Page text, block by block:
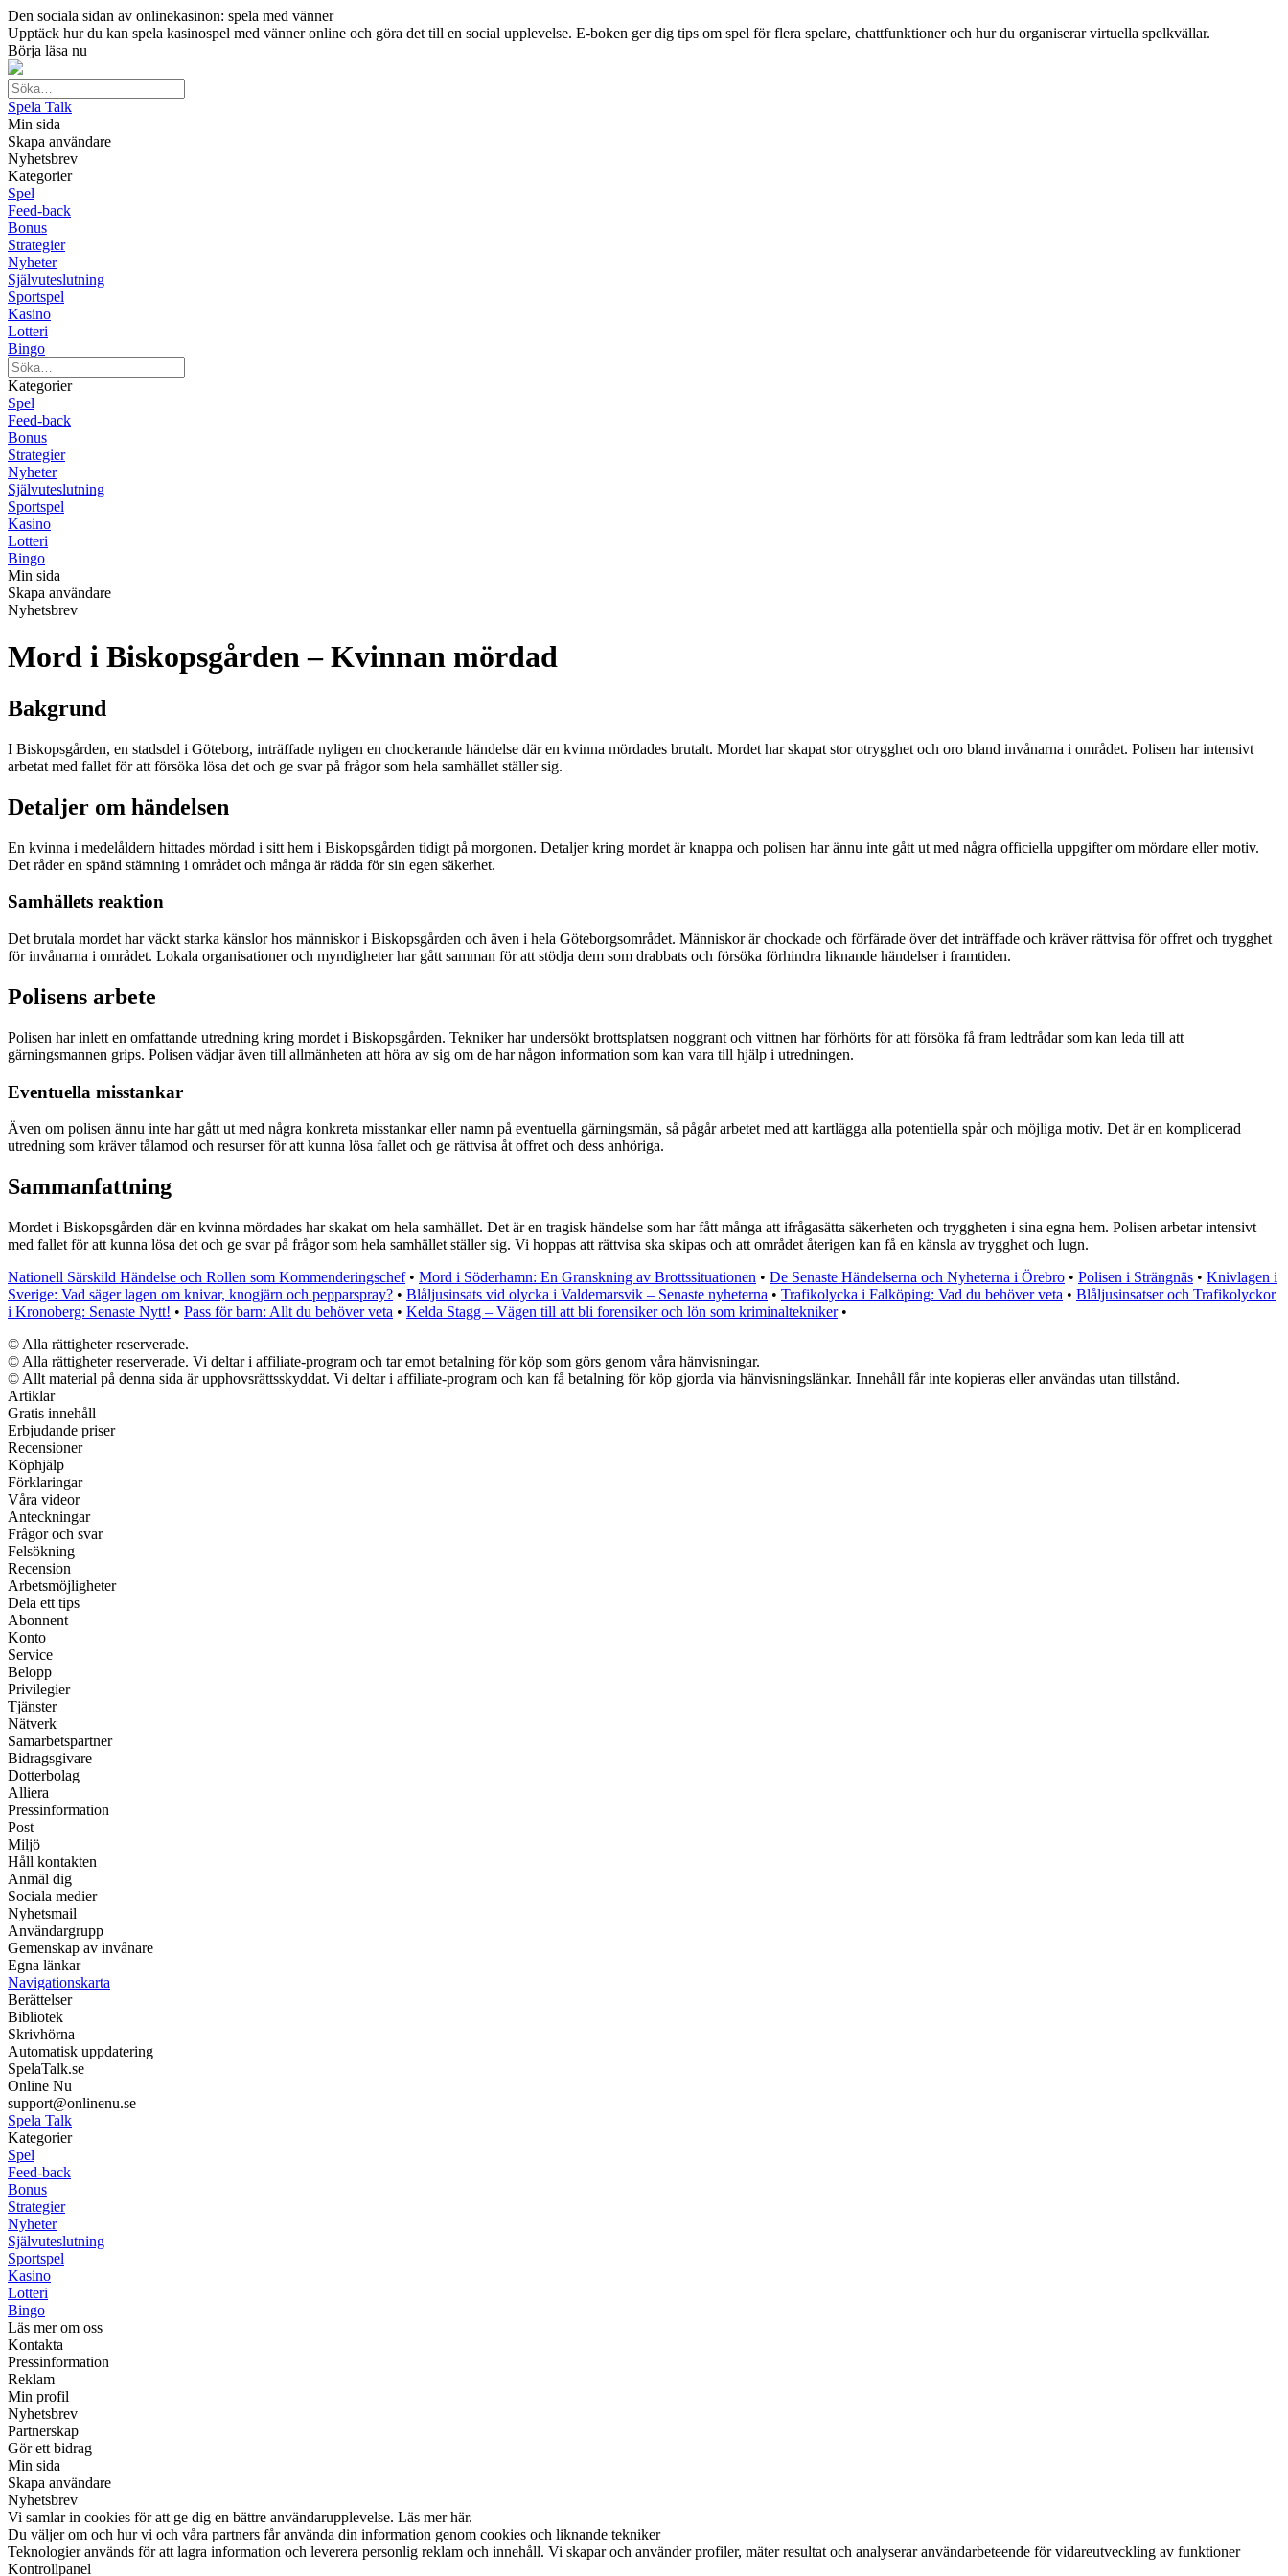
Den sociala sidan av onlinekasinon: spela med vänner
Upptäck hur du kan spela kasinospel med vänner online och göra det till en social upplevelse. E-boken ger dig tips om spel för flera spelare, chattfunktioner och hur du organiserar virtuella spelkvällar.
Börja läsa nu
Spela Talk
Min sida
Skapa användare
Nyhetsbrev
Kategorier
Spel
Feed-back
Bonus
Strategier
Nyheter
Självuteslutning
Sportspel
Kasino
Lotteri
Bingo
Kategorier
Spel
Feed-back
Bonus
Strategier
Nyheter
Självuteslutning
Sportspel
Kasino
Lotteri
Bingo
Min sida
Skapa användare
Nyhetsbrev
Mord i Biskopsgården – Kvinnan mördad
Bakgrund
I Biskopsgården, en stadsdel i Göteborg, inträffade nyligen en chockerande händelse där en kvinna mördades brutalt. Mordet har skapat stor otrygghet och oro bland invånarna i området. Polisen har intensivt
arbetat med fallet för att försöka lösa det och ge svar på frågor som hela samhället ställer sig.
Detaljer om händelsen
En kvinna i medelåldern hittades mördad i sitt hem i Biskopsgården tidigt på morgonen. Detaljer kring mordet är knappa och polisen har ännu inte gått ut med några officiella uppgifter om mördare eller motiv.
Det råder en spänd stämning i området och många är rädda för sin egen säkerhet.
Samhällets reaktion
Det brutala mordet har väckt starka känslor hos människor i Biskopsgården och även i hela Göteborgsområdet. Människor är chockade och förfärade över det inträffade och kräver rättvisa för offret och trygghet
för invånarna i området. Lokala organisationer och myndigheter har gått samman för att stödja dem som drabbats och försöka förhindra liknande händelser i framtiden.
Polisens arbete
Polisen har inlett en omfattande utredning kring mordet i Biskopsgården. Tekniker har undersökt brottsplatsen noggrant och vittnen har förhörts för att försöka få fram ledtrådar som kan leda till att
gärningsmannen grips. Polisen vädjar även till allmänheten att höra av sig om de har någon information som kan vara till hjälp i utredningen.
Eventuella misstankar
Även om polisen ännu inte har gått ut med några konkreta misstankar eller namn på eventuella gärningsmän, så pågår arbetet med att kartlägga alla potentiella spår och möjliga motiv. Det är en komplicerad
utredning som kräver tålamod och resurser för att kunna lösa fallet och ge rättvisa åt offret och dess anhöriga.
Sammanfattning
Mordet i Biskopsgården där en kvinna mördades har skakat om hela samhället. Det är en tragisk händelse som har fått många att ifrågasätta säkerheten och tryggheten i sina egna hem. Polisen arbetar intensivt
med fallet för att kunna lösa det och ge svar på frågor som hela samhället ställer sig. Vi hoppas att rättvisa ska skipas och att området återigen kan få en känsla av trygghet och lugn.
Nationell Särskild Händelse och Rollen som Kommenderingschef• Mord i Söderhamn: En Granskning av Brottssituationen • De Senaste Händelserna och Nyheterna i Örebro • Polisen i Strängnäs • Knivlagen i
Sverige: Vad säger lagen om knivar, knogjärn och pepparspray? • Blåljusinsats vid olycka i Valdemarsvik – Senaste nyheterna • Trafikolycka i Falköping: Vad du behöver veta • Blåljusinsatser och Trafikolyckor
i Kronoberg: Senaste Nytt! • Pass för barn: Allt du behöver veta • Kelda Stagg – Vägen till att bli forensiker och lön som kriminaltekniker•
© Alla rättigheter reserverade.
© Alla rättigheter reserverade. Vi deltar i affiliate-program och tar emot betalning för köp som görs genom våra hänvisningar.
© Allt material på denna sida är upphovsrättsskyddat. Vi deltar i affiliate-program och kan få betalning för köp gjorda via hänvisningslänkar. Innehåll får inte kopieras eller användas utan tillstånd.
Artiklar
Gratis innehåll
Erbjudande priser
Recensioner
Köphjälp
Förklaringar
Våra videor
Anteckningar
Frågor och svar
Felsökning
Recension
Arbetsmöjligheter
Dela ett tips
Abonnent
Konto
Service
Belopp
Privilegier
Tjänster
Nätverk
Samarbetspartner
Bidragsgivare
Dotterbolag
Alliera
Pressinformation
Post
Miljö
Håll kontakten
Anmäl dig
Sociala medier
Nyhetsmail
Användargrupp
Gemenskap av invånare
Egna länkar
Navigationskarta
Berättelser
Bibliotek
Skrivhörna
Automatisk uppdatering
SpelaTalk.se
Online Nu
support@onlinenu.se
Spela Talk
Kategorier
Spel
Feed-back
Bonus
Strategier
Nyheter
Självuteslutning
Sportspel
Kasino
Lotteri
Bingo
Läs mer om oss
Kontakta
Pressinformation
Reklam
Min profil
Nyhetsbrev
Partnerskap
Gör ett bidrag
Min sida
Skapa användare
Nyhetsbrev
Vi samlar in cookies för att ge dig en bättre användarupplevelse. Läs mer här.
Du väljer om och hur vi och våra partners får använda din information genom cookies och liknande tekniker
Teknologier används för att lagra information och leverera personlig reklam och innehåll. Vi skapar och använder profiler, mäter resultat och analyserar användarbeteende för vidareutveckling av funktioner
Kontrollpanel